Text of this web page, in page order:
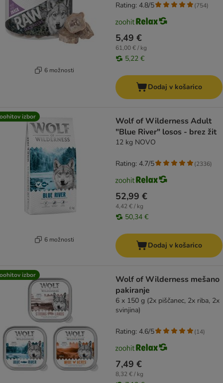
6 možnosti
5,49 €
61,00 € / kg
5,22 €
Rating: 4.8/5 (754)
Dodaj v košarico
izbor
6 možnosti
Wolf of Wilderness Adult
"Blue River" losos - brez žit
12 kg NOVO
52,99 €
4,42 € / kg
50,34 €
Rating: 4.7/5 (2336)
Dodaj v košarico
izbor
Wolf of Wilderness mešano
pakiranje
6 x 150 g (2x piščanec, 2x riba, 2x
svinjina)
7,49 €
8,32 € / kg
Rating: 4.6/5 (14)